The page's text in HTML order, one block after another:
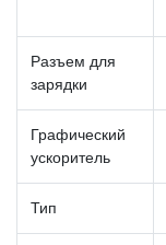
Разъем для
зарядки
Графический
ускоритель
Тип